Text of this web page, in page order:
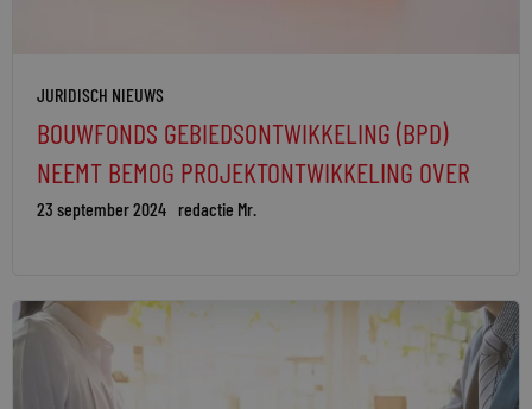
JURIDISCH NIEUWS
BOUWFONDS GEBIEDSONTWIKKELING (BPD)
NEEMT BEMOG PROJEKTONTWIKKELING OVER
23 september 2024 redactie Mr.